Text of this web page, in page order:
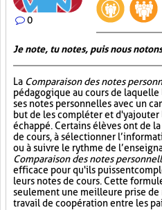
0
Je note, tu notes, puis nous
La Comparaison des notes
pédagogique au cours de
ses notes personnelles avec un
but de les compléter et d'y
échappé. Certains élèves ont de
de cours, à sélectionner
ou à suivre le rythme de
Comparaison des notes
efficace pour qu'ils puissent
leurs notes de cours. Cette
seulement une meilleure prise de
travail de coopération entre les